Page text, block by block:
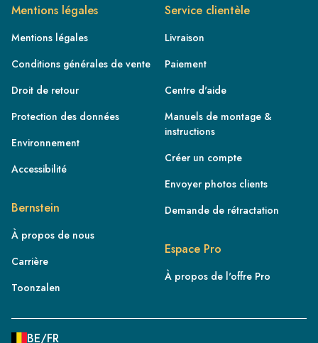
Mentions légales
Mentions légales
Conditions générales de vente
Droit de retour
Protection des données
Environnement
Accessibilité
Bernstein
À propos de nous
Carrière
Toonzalen
Service clientèle
Livraison
Paiement
Centre d'aide
Manuels de montage &
instructions
Créer un compte
Envoyer photos clients
Demande de rétractation
Espace Pro
À propos de l'offre Pro
BE/FR
IE
IT
NL
ES